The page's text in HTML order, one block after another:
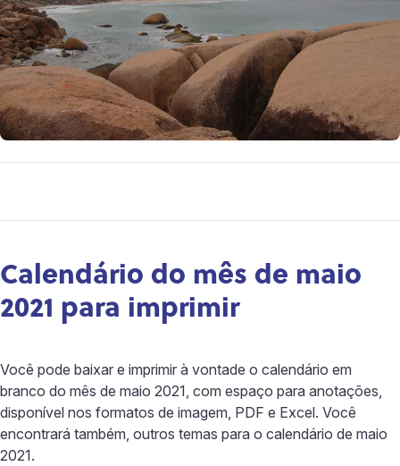
Calendário do mês de maio
2021 para imprimir
Você pode baixar e imprimir à vontade o calendário em
branco do mês de maio 2021, com espaço para anotações,
disponível nos formatos de imagem, PDF e Excel. Você
encontrará também, outros temas para o calendário de maio
2021.